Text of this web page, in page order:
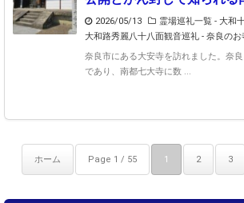
2026/05/13 霊場巡礼一覧 - 大和
大和路秀麗八十八面観音巡礼 - 奈良のお
奈良市にある大安寺を訪れました。奈
であり、南都七大寺に数 ...
ホーム Page 1 / 55 1 2 3